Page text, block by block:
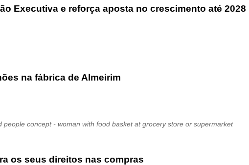
Executiva e reforça aposta no crescimento até 2028
na fábrica de Almeirim
people concept - woman with food basket at grocery store or supermarket
os seus direitos nas compras